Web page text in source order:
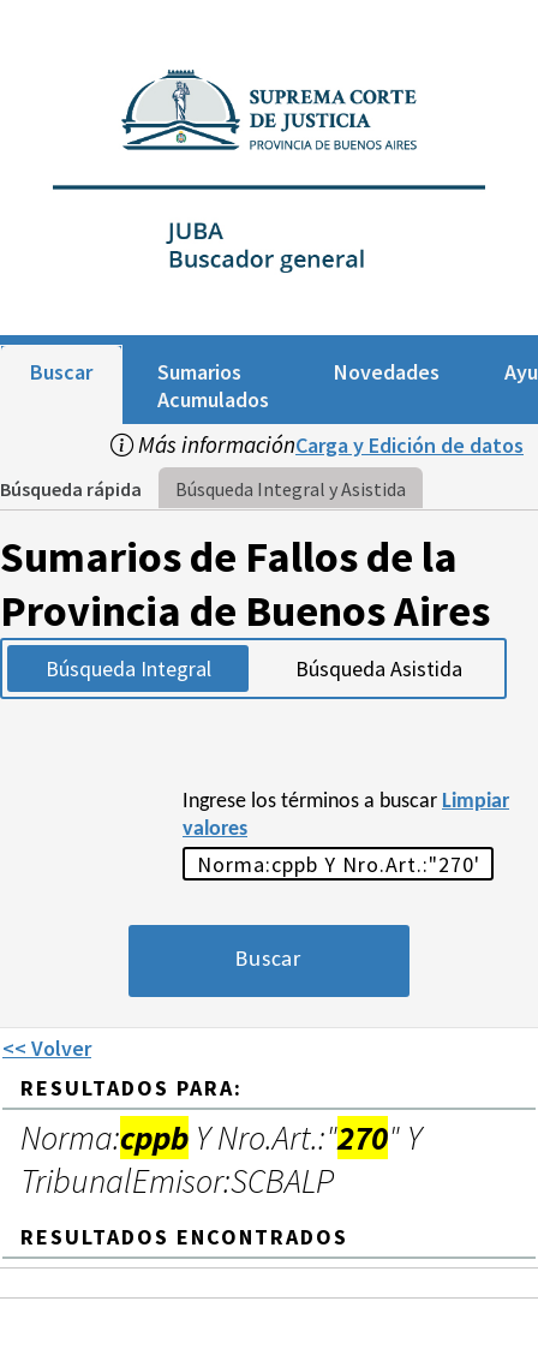
Buscar
Sumarios
Acumulados
Novedades
Más informaciónCarga y Edición de datos
Búsqueda rápida Búsqueda Integral y Asistida
Sumarios de Fallos de la
Provincia de Buenos Aires
Búsqueda Integral Búsqueda Asistida
Ingrese los términos a buscar Limpiar
valores
<< Volver
RESULTADOS PARA:
Norma:cppb Y Nro.Art.:"270" Y
TribunalEmisor:SCBALP
RESULTADOS ENCONTRADOS